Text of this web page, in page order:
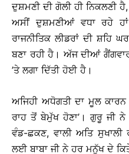
ਦੁਸ਼ਮਣੀ ਦੀ ਗੋਲੀ ਹੀ ਨਿਕਲਣੀ
ਅਸੀਂ ਦੁਸ਼ਮਣੀਆਂ ਵਧਾ ਰਹੇ
ਰਾਜਨੀਤਿਕ ਲੀਡਰਾਂ ਦੀ ਸ਼ਹਿ
ਬਣਾ ਰਹੀ ਹੈ। ਅੱਜ ਦੀਆਂ
’ਤੇ ਲਗਾ ਦਿੱਤੀ ਹੋਈ ਹੈ।
ਅਜਿਹੀ ਅਧੋਗਤੀ ਦਾ ਮੂਲ
ਰਾਹ ਤੋਂ ਬੇਮੁੱਖ ਹੋਣਾ’। ਗੁਰੂ ਜੀ
ਵੰਡ-ਛਕਣ, ਵਾਲੀ ਅਤਿ ਸੁਖਾਲੀ
ਲਈ ਬਾਬਾ ਜੀ ਨੇ ਹਰ ਮਨੁੱਖ ਦੇ